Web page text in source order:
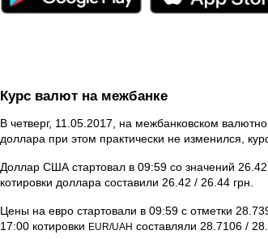
Курс валют на межбанке
В четверг, 11.05.2017, на межбанковском
доллара при этом практически не изменился,
Доллар США стартовал в 09:59 со значений
котировки доллара составили 26.42 / 26.44 грн.
Цены на евро стартовали в 09:59 с отметки
17:00 котировки EUR/UAH составляли 28.7106 /